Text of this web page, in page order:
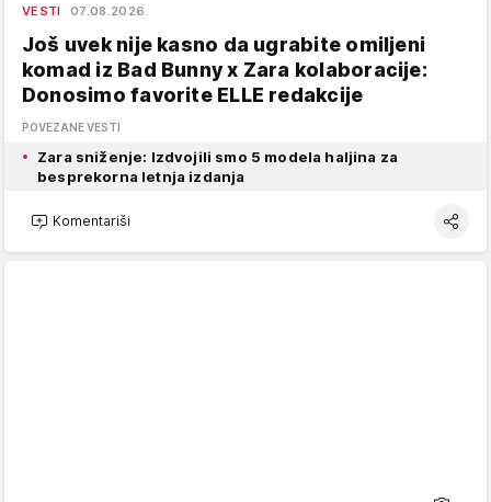
VESTI 07.08.2026.
Još uvek nije kasno da ugrabite omiljeni
komad iz Bad Bunny x Zara kolaboracije:
Donosimo favorite ELLE redakcije
POVEZANE VESTI
Zara sniženje: Izdvojili smo 5 modela haljina za
besprekorna letnja izdanja
Komentariši